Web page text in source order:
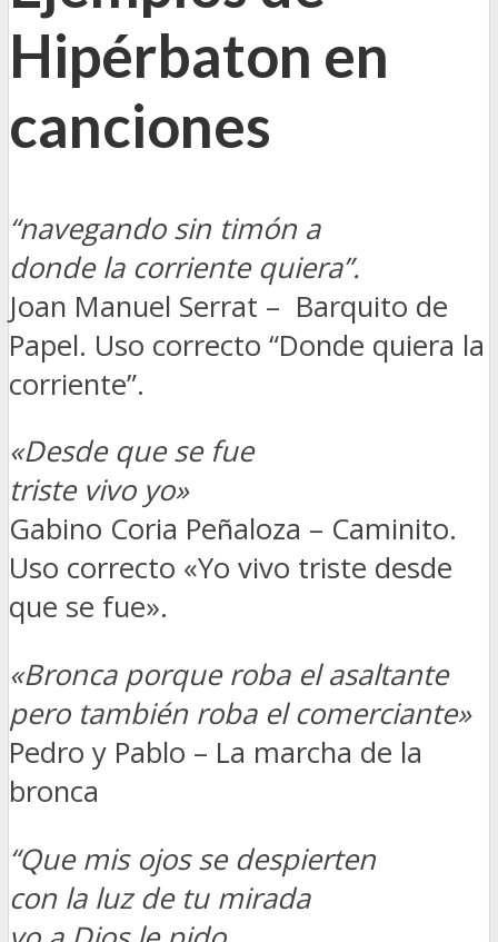
Hipérbaton en
canciones
“navegando sin timón a
donde la corriente quiera”.
Joan Manuel Serrat – Barquito de
Papel. Uso correcto “Donde quiera la
corriente”.
«Desde que se fue
triste vivo yo»
Gabino Coria Peñaloza – Caminito.
Uso correcto «Yo vivo triste desde
que se fue».
«Bronca porque roba el asaltante
pero también roba el comerciante»
Pedro y Pablo – La marcha de la
bronca
“Que mis ojos se despierten
con la luz de tu mirada